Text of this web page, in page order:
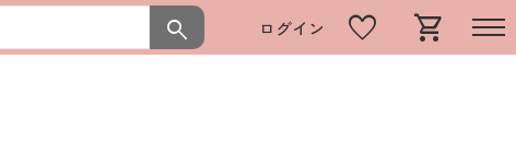
search ログイン favorite shopping_cart